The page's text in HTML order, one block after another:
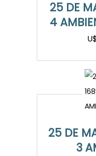
25 DE
4
25 DE
3